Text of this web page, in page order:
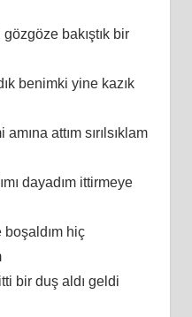
bakıştık bir
benimki yine kazık
attım sırılsıklam
dayadım ittirmeye
hiç
bir duş aldı geldi